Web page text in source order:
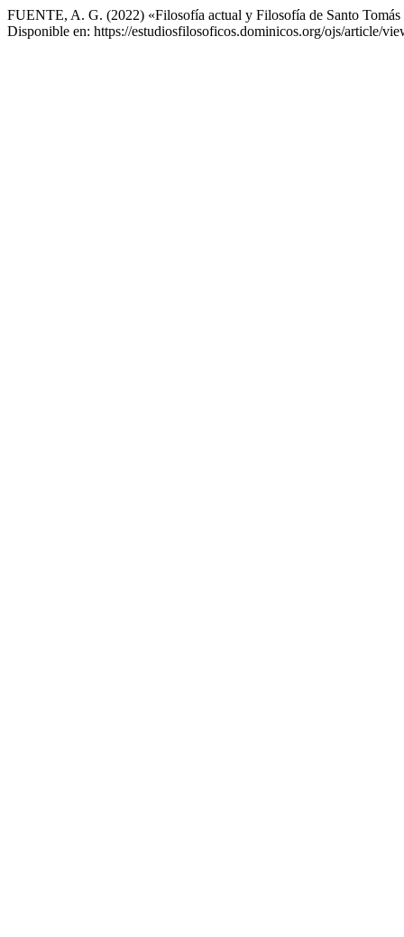
FUENTE, A. G. (2022) «Filosofía actual y Filosofía de Santo
Disponible en: https://estudiosfilosoficos.dominicos.org/ojs/article/